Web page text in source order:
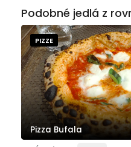
Podobné jedlá z
PIZZE
Pizza Bufala